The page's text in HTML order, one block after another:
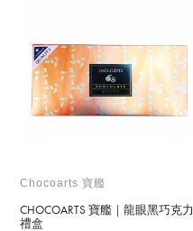
Chocoarts 寶艦
CHOCOARTS 寶艦｜龍眼黑巧克力
禮盒